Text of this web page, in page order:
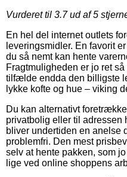
Vurderet til 3.7ud af 5
En hel del internet outlets
leveringsmidler. En favorit
du så nemt kan hente
Fragtmuligheden er jo ret
tilfælde endda den billigste
lykke kofte og hue – viking
Du kan alternativt
privatbolig eller til adressen
bliver undertiden en anelse
problemfri. Den mest
selv at hente pakken, som
lige ved online shoppens